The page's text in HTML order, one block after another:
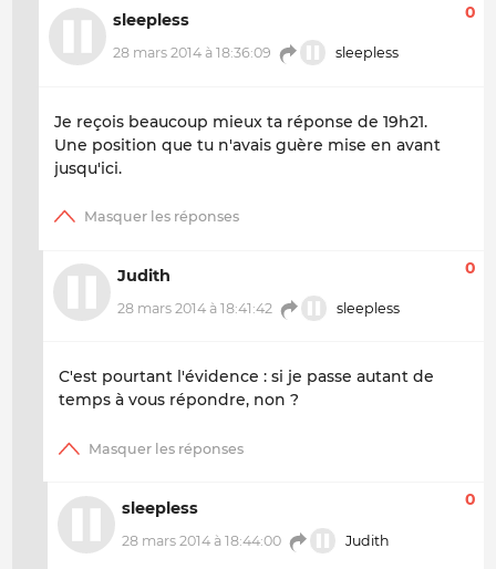
sleepless
28 mars 2014 à 18:36:09 sleepless
0
Je reçois beaucoup mieux ta réponse de 19h21.
Une position que tu n'avais guère mise en avant
jusqu'ici.
Judith
28 mars 2014 à 18:41:42 sleepless
0
C'est pourtant l'évidence : si je passe autant de
temps à vous répondre, non ?
sleepless
28 mars 2014 à 18:44:00 Judith
0